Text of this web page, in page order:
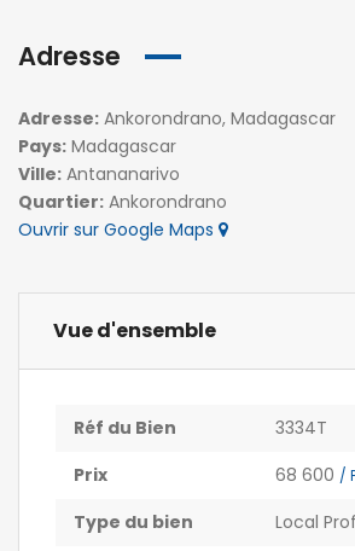
Adresse
Adresse: Ankorondrano, Madagascar
Pays: Madagascar
Ville: Antananarivo
Quartier: Ankorondrano
Ouvrir sur Google Maps
Vue d'ensemble
Réf du Bien
3334T
Prix
68 600 /
Type du bien
Local